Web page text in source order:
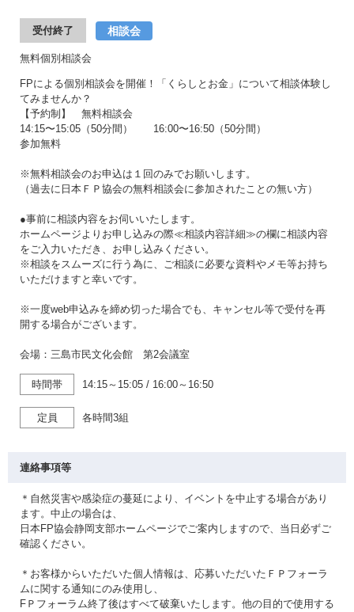
受付終了 相談会
無料個別相談会
FPによる個別相談会を開催！「くらしとお金」について相談体験し
てみませんか？
【予約制】 無料相談会
14:15〜15:05（50分間） 16:00〜16:50（50分間）
参加無料
※無料相談会のお申込は１回のみでお願いします。
（過去に日本ＦＰ協会の無料相談会に参加されたことの無い方）
●事前に相談内容をお伺いいたします。
ホームページよりお申し込みの際≪相談内容詳細≫の欄に相談内容
をご入力いただき、お申し込みください。
※相談をスムーズに行う為に、ご相談に必要な資料やメモ等お持ち
いただけますと幸いです。
※一度web申込みを締め切った場合でも、キャンセル等で受付を再
開する場合がございます。
会場：三島市民文化会館 第2会議室
時間帯 14:15～15:05 / 16:00～16:50
定員 各時間3組
連絡事項等
＊自然災害や感染症の蔓延により、イベントを中止する場合があり
ます。中止の場合は、
日本FP協会静岡支部ホームページでご案内しますので、当日必ずご
確認ください。
＊お客様からいただいた個人情報は、応募いただいたＦＰフォーラ
ムに関する通知にのみ使用し、
FＰフォーラム終了後はすべて破棄いたします。他の目的で使用する